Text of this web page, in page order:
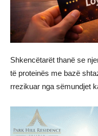
Shkencëtarët thanë se
të proteinës me bazë
rrezikuar nga sëmundjet